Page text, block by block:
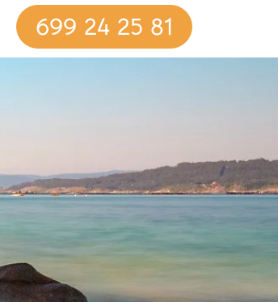
699 24 25 81